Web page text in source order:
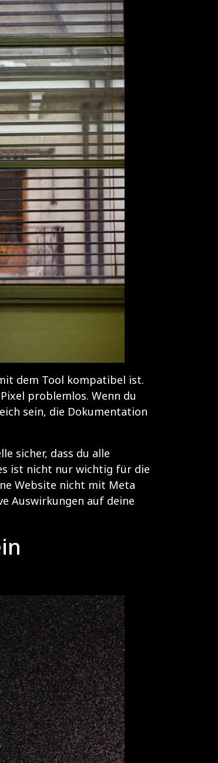
dem Tool kompatibel ist.
problemlos. Wenn du
sein, die Dokumentation
sicher, dass du alle
ist nicht nur wichtig für die
Website nicht mit Meta
Auswirkungen auf deine